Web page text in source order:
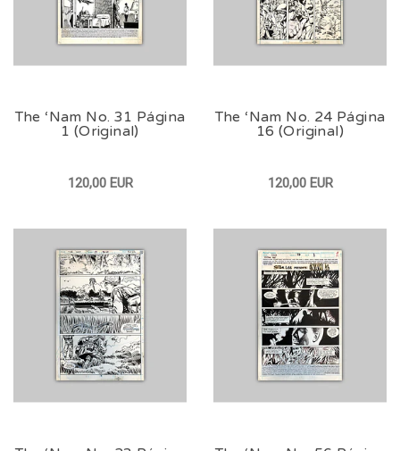
The ‘Nam No. 31 Página
1 (Original)
120,00 EUR
The ‘Nam No. 24 Página
16 (Original)
120,00 EUR